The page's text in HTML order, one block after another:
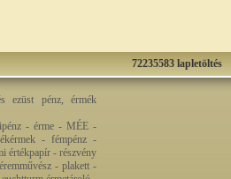
72235583 lapletöltés
ezüst pénz, érmék
- érme - MÉE -
- fémpénz -
értékpapír - részvény
- plakett -